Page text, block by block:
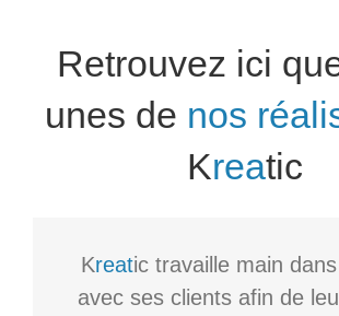
Retrouvez ici
unes de nos
Kreatic
Kreatic travaille main
avec ses clients afin de